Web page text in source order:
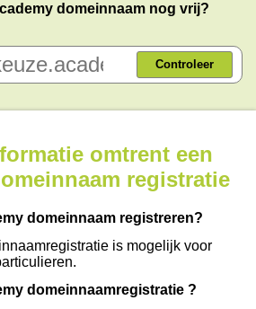
domeinnaam nog vrij?
Controleer
omtrent een
registratie
domeinnaam registreren?
is mogelijk voor
domeinnaamregistratie ?